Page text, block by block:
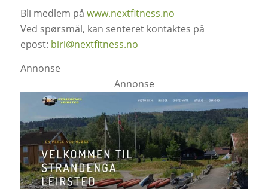
Bli medlem på www.nextfitness.no
Ved spørsmål, kan senteret kontaktes på
epost: biri@nextfitness.no
Annonse
Annonse